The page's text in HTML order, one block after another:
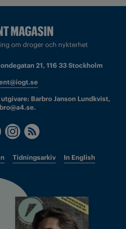
om droger och nykterhet
21, 116 33 Stockholm
Barbro Janson Lundkvist,
Tidningsarkiv In English